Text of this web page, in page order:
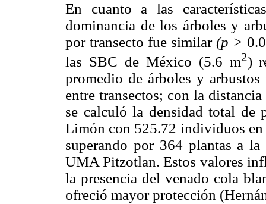
En cuanto a las
dominancia de los árboles y
por transecto fue similar(p >
las SBC de México (5.6 m2)
promedio de árboles y
entre transectos; con la
se calculó la densidad total
Limón con 525.72 individuos en
superando por 364 plantas a
UMA Pitzotlan. Estos valores
la presencia del venado cola
ofreció mayor protección